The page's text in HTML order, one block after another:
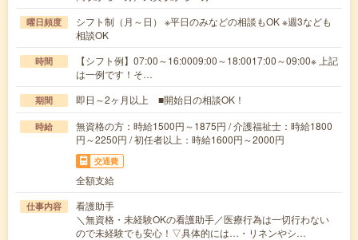
曜日頻度
シフト制（月～日） ※平日のみなどの相談もOK ※週3なども
相談OK
時間
【シフト例】07:00～16:0009:00～18:0017:00～09:00※ 上記
は一例です！そ…
期間 即日～2ヶ月以上 ■開始日の相談OK！
時給
無資格の方：時給1500円～1875円 / 介護福祉士：時給1800
円～2250円 / 初任者以上：時給1600円～2000円
交通費
全額支給
仕事内容
看護助手
＼無資格・未経験OKの看護助手／医療行為は一切行わない
ので未経験でも安心！▽具体的には…・リネンやシ…